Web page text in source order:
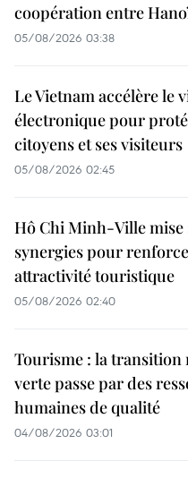
coopération entre
05/08/2026 03:38
Le Vietnam accélère le
électronique pour
citoyens et ses visiteurs
05/08/2026 02:45
Hô Chi Minh-Ville mise
synergies pour
attractivité touristique
05/08/2026 02:40
Tourisme : la transition
verte passe par des
humaines de qualité
04/08/2026 03:01